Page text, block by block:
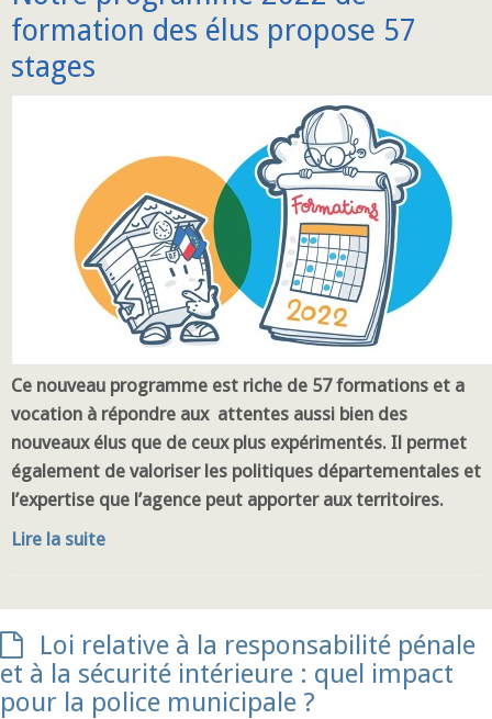
formation des élus propose 57
stages
Ce nouveau programme est riche de 57 formations et a
vocation à répondre aux attentes aussi bien des
nouveaux élus que de ceux plus expérimentés. Il permet
également de valoriser les politiques départementales et
l’expertise que l’agence peut apporter aux territoires.
Lire la suite
Loi relative à la responsabilité pénale
et à la sécurité intérieure : quel impact
pour la police municipale ?